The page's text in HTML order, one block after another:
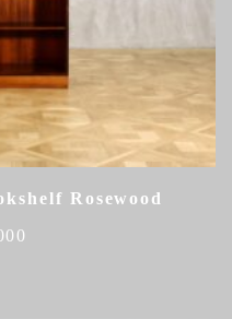
Rosewood